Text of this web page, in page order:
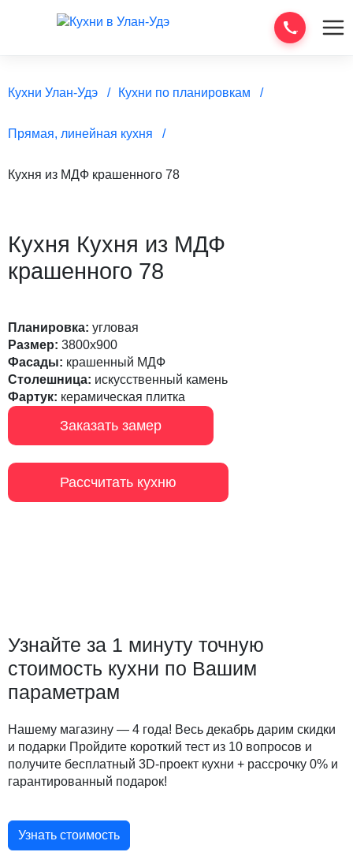
Кухни Улан-Удэ Кухни по планировкам
Прямая, линейная кухня
Кухня из МДФ крашенного 78
Кухня Кухня из МДФ
крашенного 78
Планировка: угловая
Размер: 3800х900
Фасады: крашенный МДФ
Столешница: искусственный камень
Фартук: керамическая плитка
Заказать замер
Рассчитать кухню
Узнайте за 1 минуту точную
стоимость кухни по Вашим
параметрам
Нашему магазину — 4 года! Весь декабрь дарим скидки
и подарки Пройдите короткий тест из 10 вопросов и
получите бесплатный 3D-проект кухни + рассрочку 0% и
гарантированный подарок!
Узнать стоимость